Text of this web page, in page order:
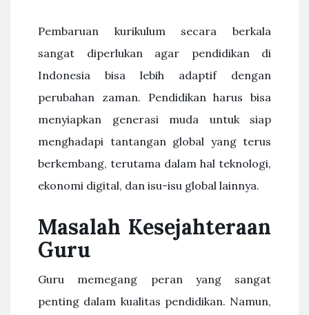
Pembaruan kurikulum secara berkala
sangat diperlukan agar pendidikan di
Indonesia bisa lebih adaptif dengan
perubahan zaman. Pendidikan harus bisa
menyiapkan generasi muda untuk siap
menghadapi tantangan global yang terus
berkembang, terutama dalam hal teknologi,
ekonomi digital, dan isu-isu global lainnya.
Masalah Kesejahteraan
Guru
Guru memegang peran yang sangat
penting dalam kualitas pendidikan. Namun,